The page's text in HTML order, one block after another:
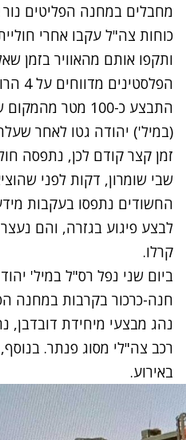
מחבלים במחנה הפליטים
כוחות צה"ל עקבו אחרי
ותקפו אותם מהאוויר בזמן
התבצע כ-100 מטר
(במיל') יהודה גטו לאחר
זמן קצר קודם לכן, נתפסה
שבי שומרון, דקות לפני
החשודים נתפסו בעקבות
לבצע פיגוע בגזרה, והם
קרלו.
חנה-כרכור בקרבות במחנה
נהג מבצעי מיחידת דובדבן,
רכב צה"לי מסוג פנתר.
באירוע.